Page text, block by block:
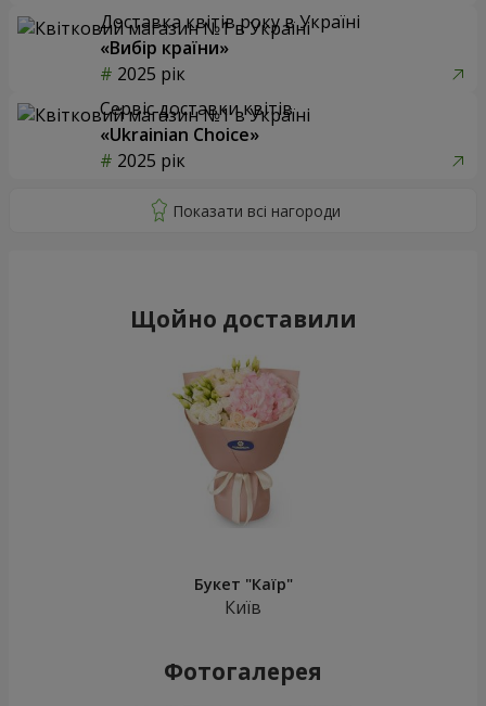
Доставка квітів року в Україні
«Вибір країни»
2025 рік
Сервіс доставки квітів
«Ukrainian Choice»
2025 рік
Щойно доставили
Букет "Каїр"
Київ
Фотогалерея